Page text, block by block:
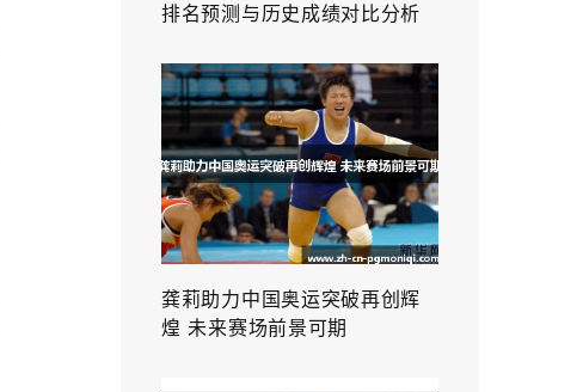
排名预测与历史成绩对比分析
龚莉助力中国奥运突破再创辉
煌 未来赛场前景可期